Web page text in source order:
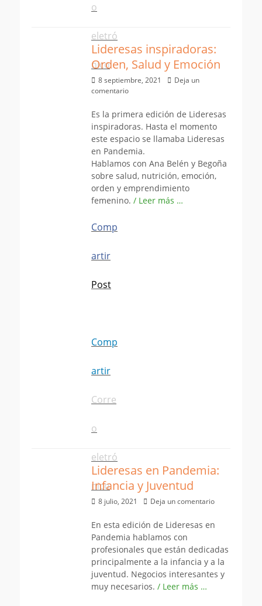
o
eletró
nico
Lideresas inspiradoras:
Orden, Salud y Emoción
Publicado
el
8 septiembre, 2021
Deja un
comentario
Es la primera edición de Lideresas
inspiradoras. Hasta el momento
este espacio se llamaba Lideresas
en Pandemia.
Hablamos con Ana Belén y Begoña
sobre salud, nutrición, emoción,
orden y emprendimiento
femenino. / Leer más …
Comp
artir
Post
Comp
artir
Corre
o
eletró
nico
Lideresas en Pandemia:
Infancia y Juventud
Publicado
8 julio, 2021 Deja un comentario
En esta edición de Lideresas en
Pandemia hablamos con
profesionales que están dedicadas
principalmente a la infancia y a la
juventud. Negocios interesantes y
muy necesarios. / Leer más …